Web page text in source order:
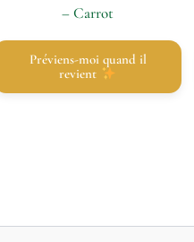
– Carrot
Préviens-moi quand il
revient